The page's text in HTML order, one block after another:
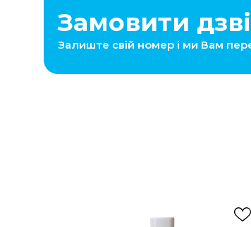
Замовити
Залиште свій номер і ми Вам